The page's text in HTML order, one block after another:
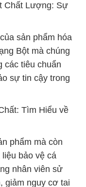
Chất Lượng: Sự
sản phẩm hóa
Bột mà chúng
các tiêu chuẩn
sự tin cậy trong
Tìm Hiểu về
phẩm mà còn
bảo vệ cá
nhân viên sử
giảm nguy cơ tai